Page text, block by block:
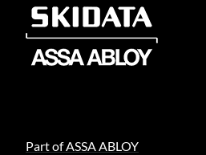
Part of ASSA ABLOY